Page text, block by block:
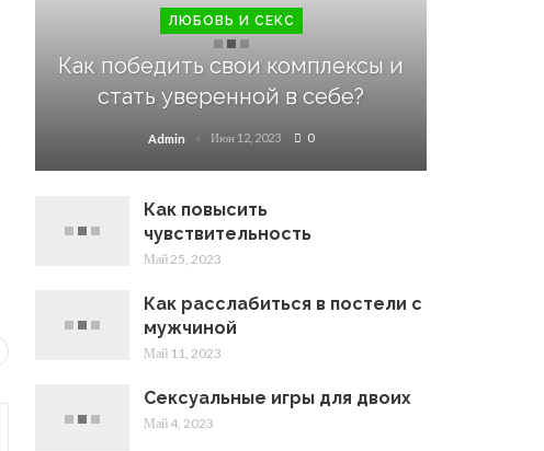
ЛЮБОВЬ И СЕКС
Как победить свои комплексы и
стать уверенной в себе?
Admin Июн 12, 2023 0
Как повысить
чувствительность
Май 25, 2023
Как расслабиться в постели с
мужчиной
Май 11, 2023
Сексуальные игры для двоих
Май 4, 2023